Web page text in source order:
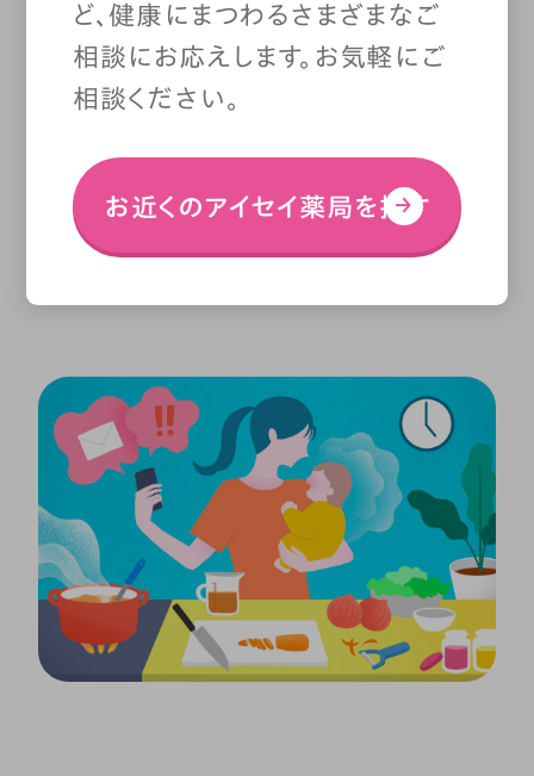
より強く感じやすくなっているとい
えます。まずは、自分が脳にかけて
いる負荷に気づき、意識的にデジ
タル機器から距離を取る時間をつ
ど、健康にまつわるさまざまなご
相談にお応えします。お気軽にご
相談ください。
お近くのアイセイ薬局を探す